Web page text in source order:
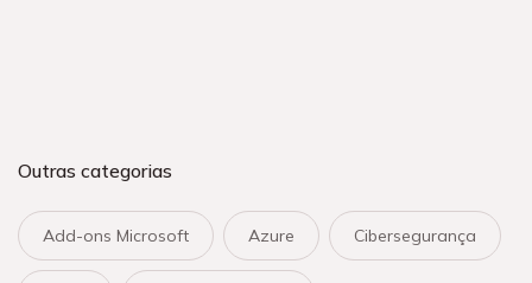
Outras categorias
Add-ons Microsoft Azure Cibersegurança